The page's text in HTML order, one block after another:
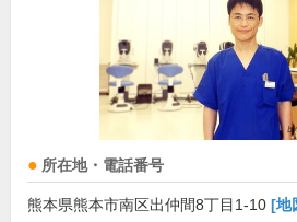
所在地・電話番号
熊本県熊本市南区出仲間8丁目1-10 [地